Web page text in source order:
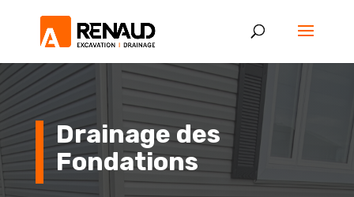
Drainage des
Fondations